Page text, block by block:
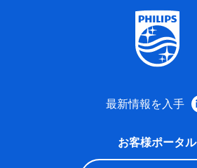
最新情報を入手
お客様ポータル